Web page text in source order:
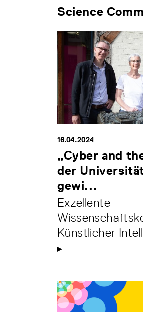
Science
16.04.2024
„Cyber and
der
gewi...
Exzellente
Künstlicher